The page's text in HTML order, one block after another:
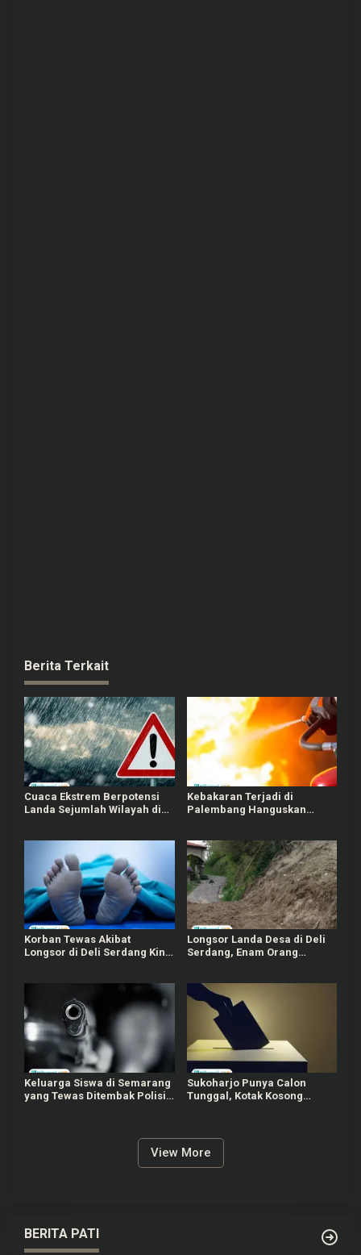
Berita Terkait
Cuaca Ekstrem Berpotensi
Landa Sejumlah Wilayah di
Kebakaran Terjadi di
Palembang Hanguskan
Korban Tewas Akibat
Longsor di Deli Serdang Kini
Longsor Landa Desa di Deli
Serdang, Enam Orang
Keluarga Siswa di Semarang
yang Tewas Ditembak Polisi
Sukoharjo Punya Calon
Tunggal, Kotak Kosong
View More
BERITA PATI